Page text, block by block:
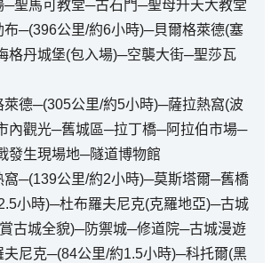
聖馬可教堂─古石門─聖母升天大教堂
布─(396公里/約6小時)─貝爾格萊德(塞
格丹城堡(包入場)─空襲大街─聖莎瓦
萊德─(305公里/約5小時)─薩拉熱窩(波
內觀光─舊城區─拉丁橋─阿拉伯市場─
發生現場地─隧道博物館
窩─(139公里/約2小時)─莫斯塔爾─舊橋
小時)─杜布羅夫尼克(克羅地亞)─古城
古城全貌)─防禦城─修道院─古城漫遊
夫尼克─(84公里/約1.5小時)─科托爾(黑